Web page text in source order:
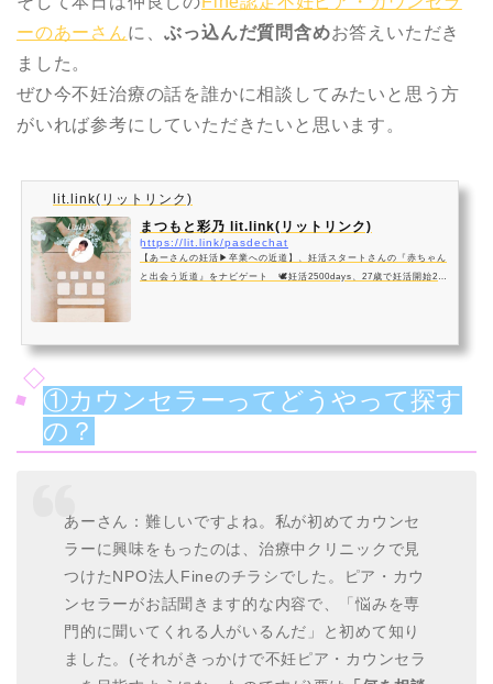
ーのあーさんに、ぶっ込んだ質問含めお答えいただき
ました。
ぜひ今不妊治療の話を誰かに相談してみたいと思う方
がいれば参考にしていただきたいと思います。
lit.link(リットリンク)
まつもと彩乃 lit.link(リットリンク)
https://lit.link/pasdechat
【あーさんの妊活▶︎卒業への近道】、妊活スタートさんの『赤ちゃん
と出会う近道』をナビゲート 🕊妊活2500days、27歳で妊活開始29
e、ブログ、商品、HPなど、いま見て欲しいリンクを、まとめてシェ
①カウンセラーってどうやって探す
の？
あーさん：難しいですよね。私が初めてカウンセ
ラーに興味をもったのは、治療中クリニックで見
つけたNPO法人Fineのチラシでした。ピア・カウ
ンセラーがお話聞きます的な内容で、「悩みを専
門的に聞いてくれる人がいるんだ」と初めて知り
ました。(それがきっかけで不妊ピア・カウンセラ